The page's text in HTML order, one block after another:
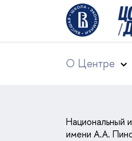
О Центре
Национальный
имени А.А.